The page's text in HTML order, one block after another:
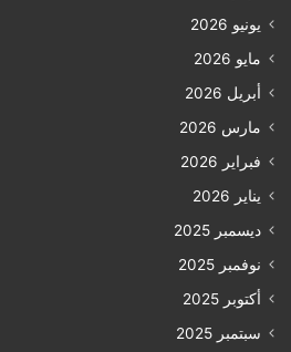
يونيو 2026
مايو 2026
أبريل 2026
مارس 2026
فبراير 2026
يناير 2026
ديسمبر 2025
نوفمبر 2025
أكتوبر 2025
سبتمبر 2025